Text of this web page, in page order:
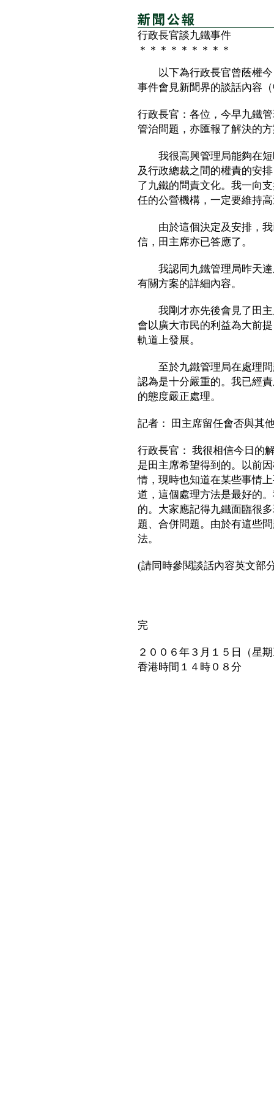
行政長官談九鐵事件
＊＊＊＊＊＊＊＊＊
以下為行政長官曾蔭權今
事件會見新聞界的談話內容
行政長官：各位，今早九鐵
管治問題，亦匯報了解決的
我很高興管理局能夠在短
及行政總裁之間的權責的安
了九鐵的問責文化。我一向
任的公營機構，一定要維持
由於這個決定及安排，我
信，田主席亦已答應了。
我認同九鐵管理局昨天達
有關方案的詳細內容。
我剛才亦先後會見了田主
會以廣大市民的利益為大前
軌道上發展。
至於九鐵管理局在處理問
認為是十分嚴重的。我已經
的態度嚴正處理。
記者： 田主席留任會否與其
行政長官： 我很相信今日的
是田主席希望得到的。以前
情，現時也知道在某些事情
道，這個處理方法是最好的
的。大家應記得九鐵面臨很
題、合併問題。由於有這些
法。
(請同時參閱談話內容英文部
完
２００６年３月１５日（星
香港時間１４時０８分